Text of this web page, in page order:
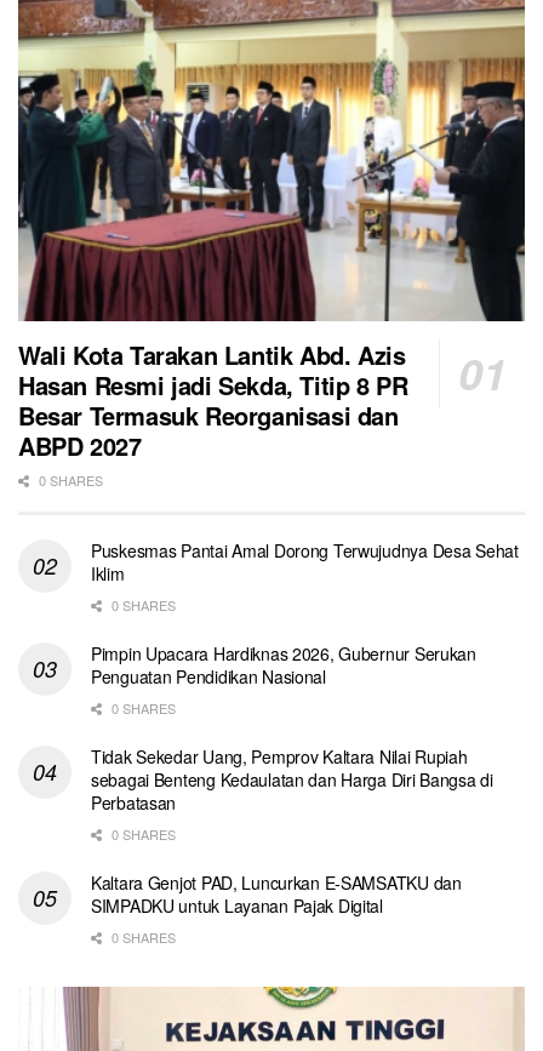
Wali Kota Tarakan Lantik Abd. Azis
Hasan Resmi jadi Sekda, Titip 8 PR
Besar Termasuk Reorganisasi dan
ABPD 2027
0 SHARES
Puskesmas Pantai Amal Dorong Terwujudnya Desa Sehat
Iklim
0 SHARES
Pimpin Upacara Hardiknas 2026, Gubernur Serukan
Penguatan Pendidikan Nasional
0 SHARES
Tidak Sekedar Uang, Pemprov Kaltara Nilai Rupiah
sebagai Benteng Kedaulatan dan Harga Diri Bangsa di
Perbatasan
0 SHARES
Kaltara Genjot PAD, Luncurkan E-SAMSATKU dan
SIMPADKU untuk Layanan Pajak Digital
0 SHARES